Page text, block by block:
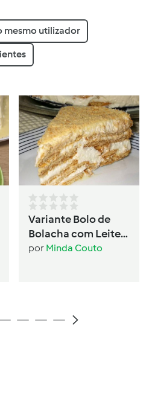
mesmo utilizador
Variante Bolo de
Bolacha com Leite
Condensado
por Minda Couto